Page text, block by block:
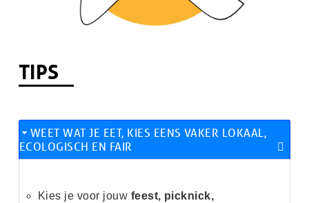
TIPS
WEET WAT JE EET, KIES EENS VAKER LOKAAL,
ECOLOGISCH EN FAIR
Kies je voor jouw feest, picknick,